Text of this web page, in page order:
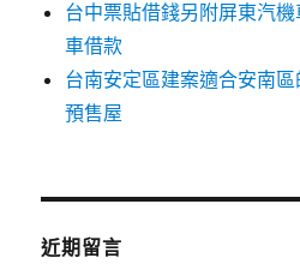
台中票貼借錢另附屏東汽
車借款
台南安定區建案適合安南
預售屋
近期留言